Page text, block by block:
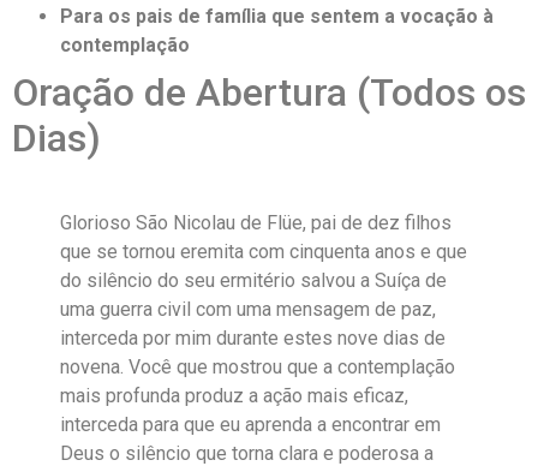
Para os pais de família que sentem a vocação à
contemplação
Oração de Abertura (Todos os
Dias)
Glorioso São Nicolau de Flüe, pai de dez filhos
que se tornou eremita com cinquenta anos e que
do silêncio do seu ermitério salvou a Suíça de
uma guerra civil com uma mensagem de paz,
interceda por mim durante estes nove dias de
novena. Você que mostrou que a contemplação
mais profunda produz a ação mais eficaz,
interceda para que eu aprenda a encontrar em
Deus o silêncio que torna clara e poderosa a